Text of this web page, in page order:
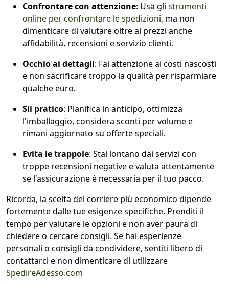
Confrontare con attenzione: Usa gli strumenti
online per confrontare le spedizioni, ma non
dimenticare di valutare oltre ai prezzi anche
affidabilità, recensioni e servizio clienti.
Occhio ai dettagli: Fai attenzione ai costi nascosti
e non sacrificare troppo la qualità per risparmiare
qualche euro.
Sii pratico: Pianifica in anticipo, ottimizza
l'imballaggio, considera sconti per volume e
rimani aggiornato su offerte speciali.
Evita le trappole: Stai lontano dai servizi con
troppe recensioni negative e valuta attentamente
se l'assicurazione è necessaria per il tuo pacco.
Ricorda, la scelta del corriere più economico dipende
fortemente dalle tue esigenze specifiche. Prenditi il
tempo per valutare le opzioni e non aver paura di
chiedere o cercare consigli. Se hai esperienze
personali o consigli da condividere, sentiti libero di
contattarci e non dimenticare di utilizzare
SpedireAdesso.com